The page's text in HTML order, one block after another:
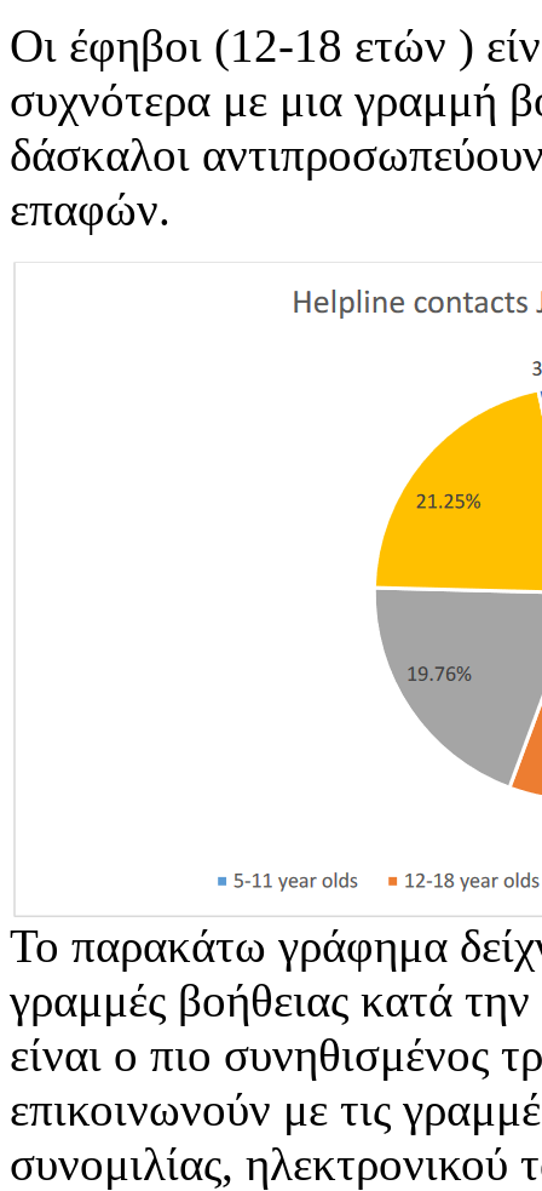
Οι έφηβοι (12-18 ετών )
συχνότερα με μια γραμμή
δάσκαλοι
επαφών.
Το παρακάτω γράφημα
γραμμές βοήθειας κατά
είναι ο πιο συνηθισμένος
επικοινωνούν με τις
συνομιλίας, ηλεκτρονικού